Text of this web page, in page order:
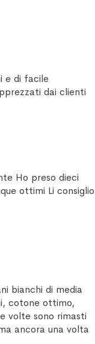
e di facile
dai clienti
Ho preso dieci
ottimi Li consiglio
bianchi di media
cotone ottimo,
volte sono rimasti
ancora una volta